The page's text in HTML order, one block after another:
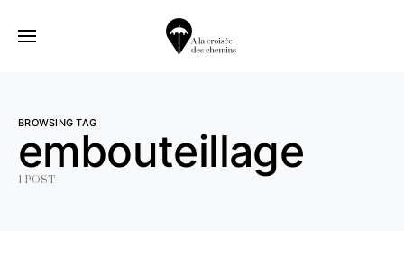
BROWSING TAG
embouteillage
1 POST